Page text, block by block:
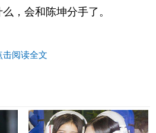
，会和陈坤分手了。
击阅读全文